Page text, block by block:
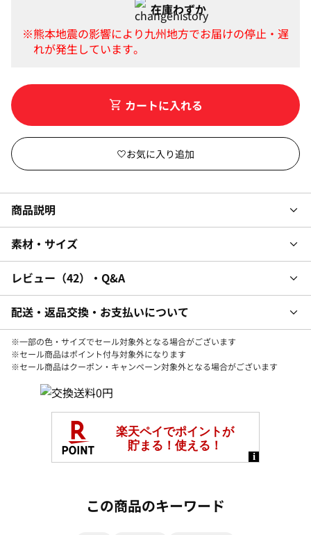
在庫わずか
カートに入れる
商品説明
素材・サイズ
レビュー 42 ・Q&A
配送・返品交換・お支払いについて
※一部の色・サイズでセール対象外となる場合がございます
※セール商品はポイント付与対象外になります
※セール商品はクーポン・キャンペーン対象外となる場合がございます
この商品のキーワード